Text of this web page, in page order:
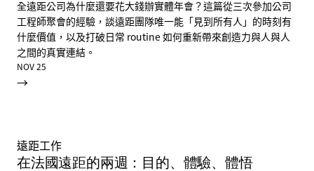
全遠距公司為什麼還要花大錢辦實體年會？這篇從三次參加公司
工程師聚會的經驗，談遠距團隊唯一能「見到所有人」的時刻有
什麼價值，以及打破日常 routine 如何重新帶來創造力與人與人
之間的真實連結。
NOV 25
→
遠距工作
在法國遠距的兩週：目的、體驗、體悟